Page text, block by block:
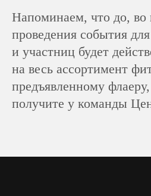
Напоминаем, что до, во
проведения события
и участниц будет
на весь ассортимент
предъявленному
получите у команды